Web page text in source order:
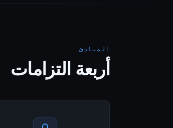
المبادئ
أربعة التزامات